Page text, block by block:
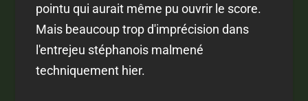
pointu qui aurait même pu ouvrir le score.
Mais beaucoup trop d'imprécision dans
l'entrejeu stéphanois malmené
techniquement hier.